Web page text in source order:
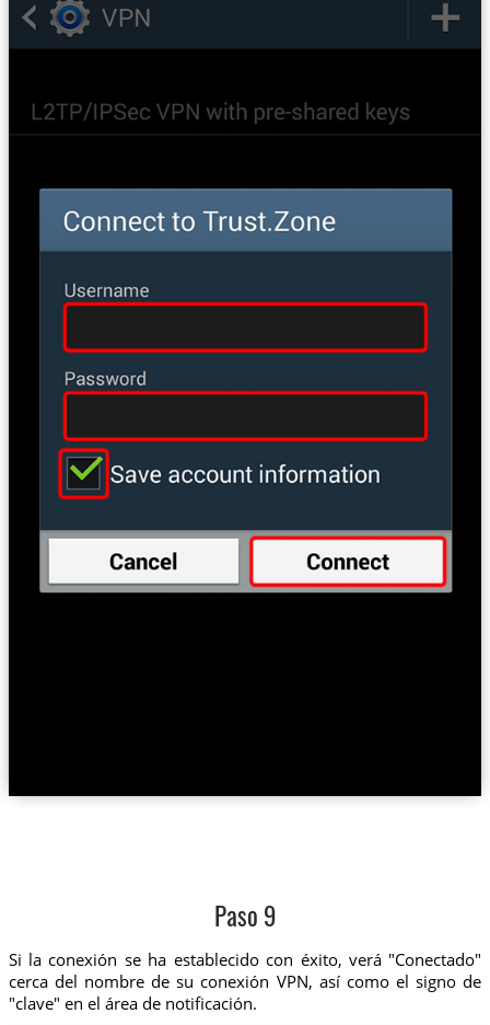
Paso 9
Si la conexión se ha establecido con éxito, verá "Conectado"
cerca del nombre de su conexión VPN, así como el signo de
"clave" en el área de notificación.